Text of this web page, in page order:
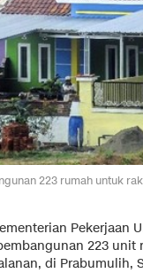
223 rumah untuk
Pekerjaan
223
di Prabumulih,